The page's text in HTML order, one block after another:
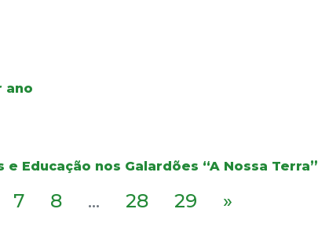
ano
Educação nos Galardões “A Nossa Terra”
7 8 ... 28 29 »